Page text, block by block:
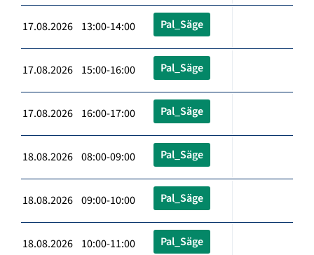
17.08.2026 13:00-14:00 Pal_Säge
17.08.2026 15:00-16:00 Pal_Säge
17.08.2026 16:00-17:00 Pal_Säge
18.08.2026 08:00-09:00 Pal_Säge
18.08.2026 09:00-10:00 Pal_Säge
18.08.2026 10:00-11:00 Pal_Säge